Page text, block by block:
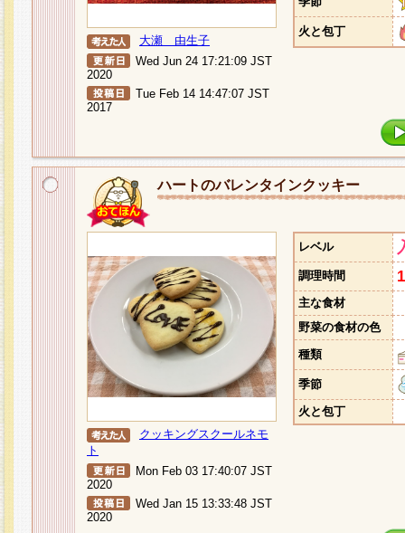
大瀬 由生子
Wed Jun 24 17:21:09 JST
2020
Tue Feb 14 14:47:07 JST
2017
火と包丁
ハートのバレンタインクッキー
クッキングスクールネモ
ト
Mon Feb 03 17:40:07 JST
2020
Wed Jan 15 13:33:48 JST
2020
レベル
調理時間
主な食材
野菜の食材の色
種類
季節
火と包丁